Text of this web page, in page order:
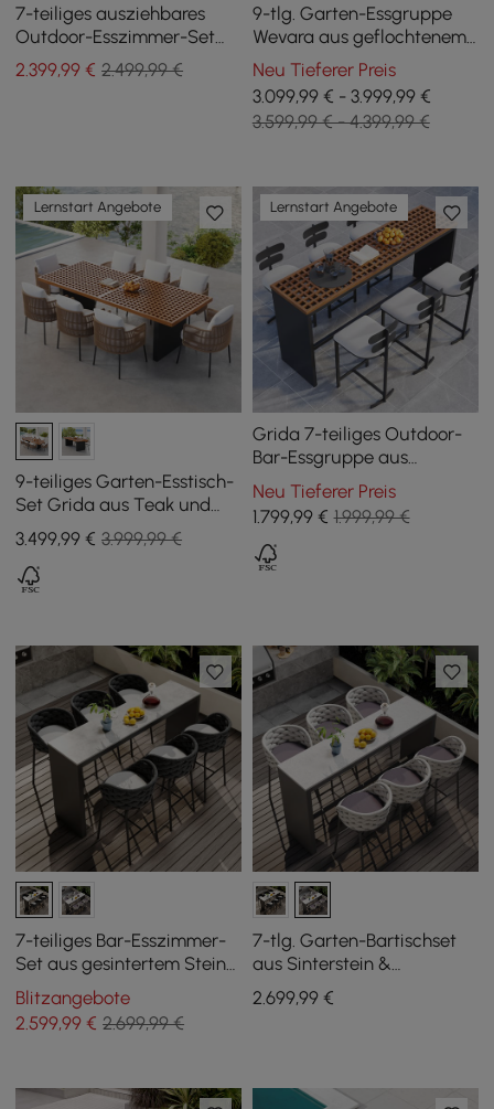
7-teiliges ausziehbares
Outdoor-Esszimmer-Set
mit Aluminiumtisch und 6
geflochtenen Stühlen in
2.399,99 € 2.499,99 €
9-tlg. Garten-Essgruppe
Wevara aus geflochtenem
Seil mit 8 Stühlen
Neu Tieferer Preis
3.099,99 € - 3.999,99 €
3.599,99 € - 4.399,99 €
Lernstart Angebote
9-teiliges Garten-Esstisch-
Set Grida aus Teak und
Kunstrattan mit 8 Stühlen
3.499,99 € 3.999,99 €
Lernstart Angebote
Grida 7-teiliges Outdoor-
Bar-Essgruppe aus
Teakholz & Aluminium mit
6 Barhockern
Neu Tieferer Preis
1.799,99€ 1.999,99 €
7-teiliges Bar-Esszimmer-
Set aus gesintertem Stein
und Aluminium für den
Außenbereich mit 6
Barhockern in Dunkelgrau
Blitzangebote
2.599,99 € 2.699,99 €
7-tlg. Garten-Bartischset
aus Sinterstein &
Aluminium in Hellgrau mit 6
Barhockern
2.699,99€